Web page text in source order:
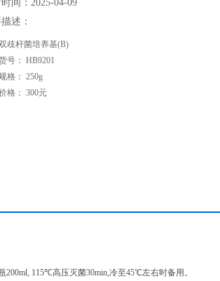
间：2025-04-09
述：
歧杆菌培养基(B)
号： HB9201
格： 250g
格： 300元
115℃高压灭菌30min,冷至45℃左右时备用。